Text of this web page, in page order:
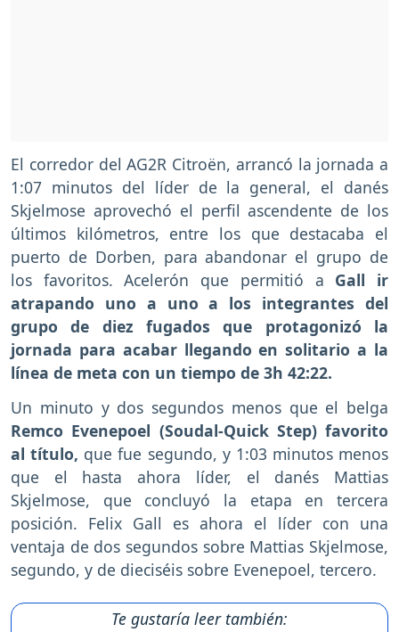
El corredor del AG2R Citroën, arrancó la jornada a
1:07 minutos del líder de la general, el danés
Skjelmose aprovechó el perfil ascendente de los
últimos kilómetros, entre los que destacaba el
puerto de Dorben, para abandonar el grupo de
los favoritos. Acelerón que permitió a Gall ir
atrapando uno a uno a los integrantes del
grupo de diez fugados que protagonizó la
jornada para acabar llegando en solitario a la
línea de meta con un tiempo de 3h 42:22.
Un minuto y dos segundos menos que el belga
Remco Evenepoel (Soudal-Quick Step) favorito
al título, que fue segundo, y 1:03 minutos menos
que el hasta ahora líder, el danés Mattias
Skjelmose, que concluyó la etapa en tercera
posición. Felix Gall es ahora el líder con una
ventaja de dos segundos sobre Mattias Skjelmose,
segundo, y de dieciséis sobre Evenepoel, tercero.
Te gustaría leer también: